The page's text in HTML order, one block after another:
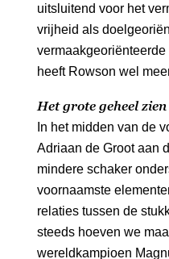
uitsluitend voor het
vrijheid als
heeft Rowson wel
Het grote geheel zien
In het midden van de
Adriaan de Groot aan
mindere schaker
voornaamste
relaties tussen de
steeds hoeven we
wereldkampioen